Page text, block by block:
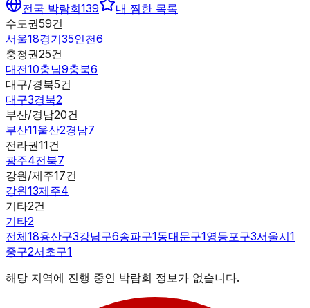
전국 박람회139
내 찜한 목록
수도권59건
서울18경기35인천6
충청권25건
대전10충남9충북6
대구/경북5건
대구3경북2
부산/경남20건
부산11울산2경남7
전라권11건
광주4전북7
강원/제주17건
강원13제주4
기타2건
기타2
전체18용산구3강남구6송파구1동대문구1영등포구3서울시1
중구2서초구1
해당 지역에 진행 중인 박람회 정보가 없습니다.